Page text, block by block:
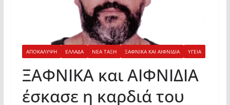
ΑΠΟΚΑΛΥΨΗ ΕΛΛΑΔΑ ΝΕΑ ΤΑΞΗ ΞΑΦΝΙΚΑ ΚΑΙ ΑΙΦΝΙΔΙΑ ΥΓΕΙΑ
ΞΑΦΝΙΚΑ και ΑΙΦΝΙΔΙΑ
έσκασε η καρδιά του